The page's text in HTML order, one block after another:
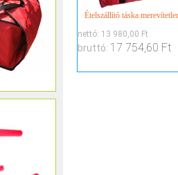
Ételszállító táska
nettó: 13 980,00 Ft
bruttó: 17 754,60 Ft